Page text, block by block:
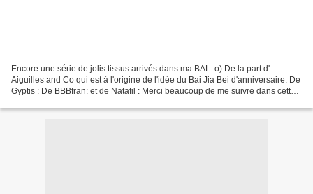
Encore une série de jolis tissus arrivés dans ma BAL :o) De la part d'
Aiguilles and Co qui est à l'origine de l'idée du Bai Jia Bei d'anniversaire: De
Gyptis : De BBBfran: et de Natafil : Merci beaucoup de me suivre dans cette